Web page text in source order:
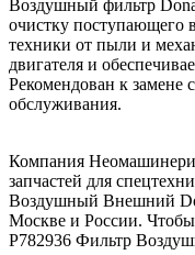
Воздушный фильтр
очистку поступающего
техники от пыли и
двигателя и
Рекомендован к замене
обслуживания.
Компания Неомашинери
запчастей для
Воздушный Внешний
Москве и России. Чтобы
P782936 Фильтр